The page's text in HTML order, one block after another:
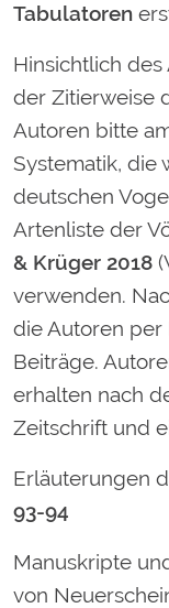
Tabulatoren
Hinsichtlich
der Zitierweise
Autoren bitte
Systematik, die
deutschen
Artenliste der
& Krüger 2018
verwenden.
die Autoren per
Beiträge.
erhalten nach
Zeitschrift und
Erläuterungen
93-94
Manuskripte
von